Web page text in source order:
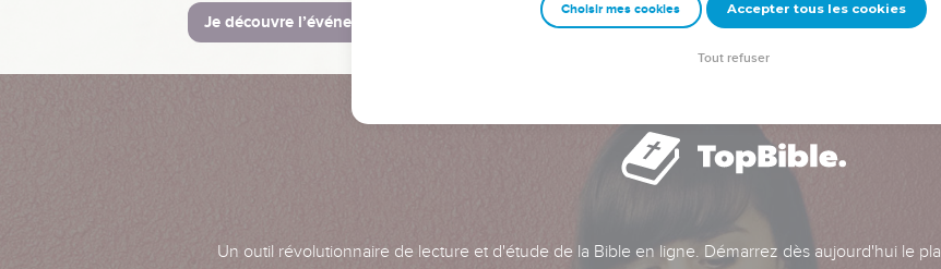
Je découvre l’événement
Un outil révolutionnaire de lecture et d'étude de la Bible en ligne. Démarrez dès aujourd'hui le
Choisir mes cookies Accepter tous les cookies
Tout refuser